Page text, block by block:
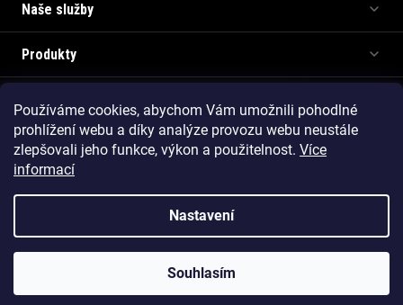
Používáme cookies, abychom Vám umožnili pohodlné
prohlížení webu a díky analýze provozu webu neustále
zlepšovali jeho funkce, výkon a použitelnost. Více
informací
Nastavení
Souhlasím
Naše služby
Produkty
Vytvořil Shoptet Premium
Copyright 2026 Victorinox.cz . Všechna práva vyhrazena.